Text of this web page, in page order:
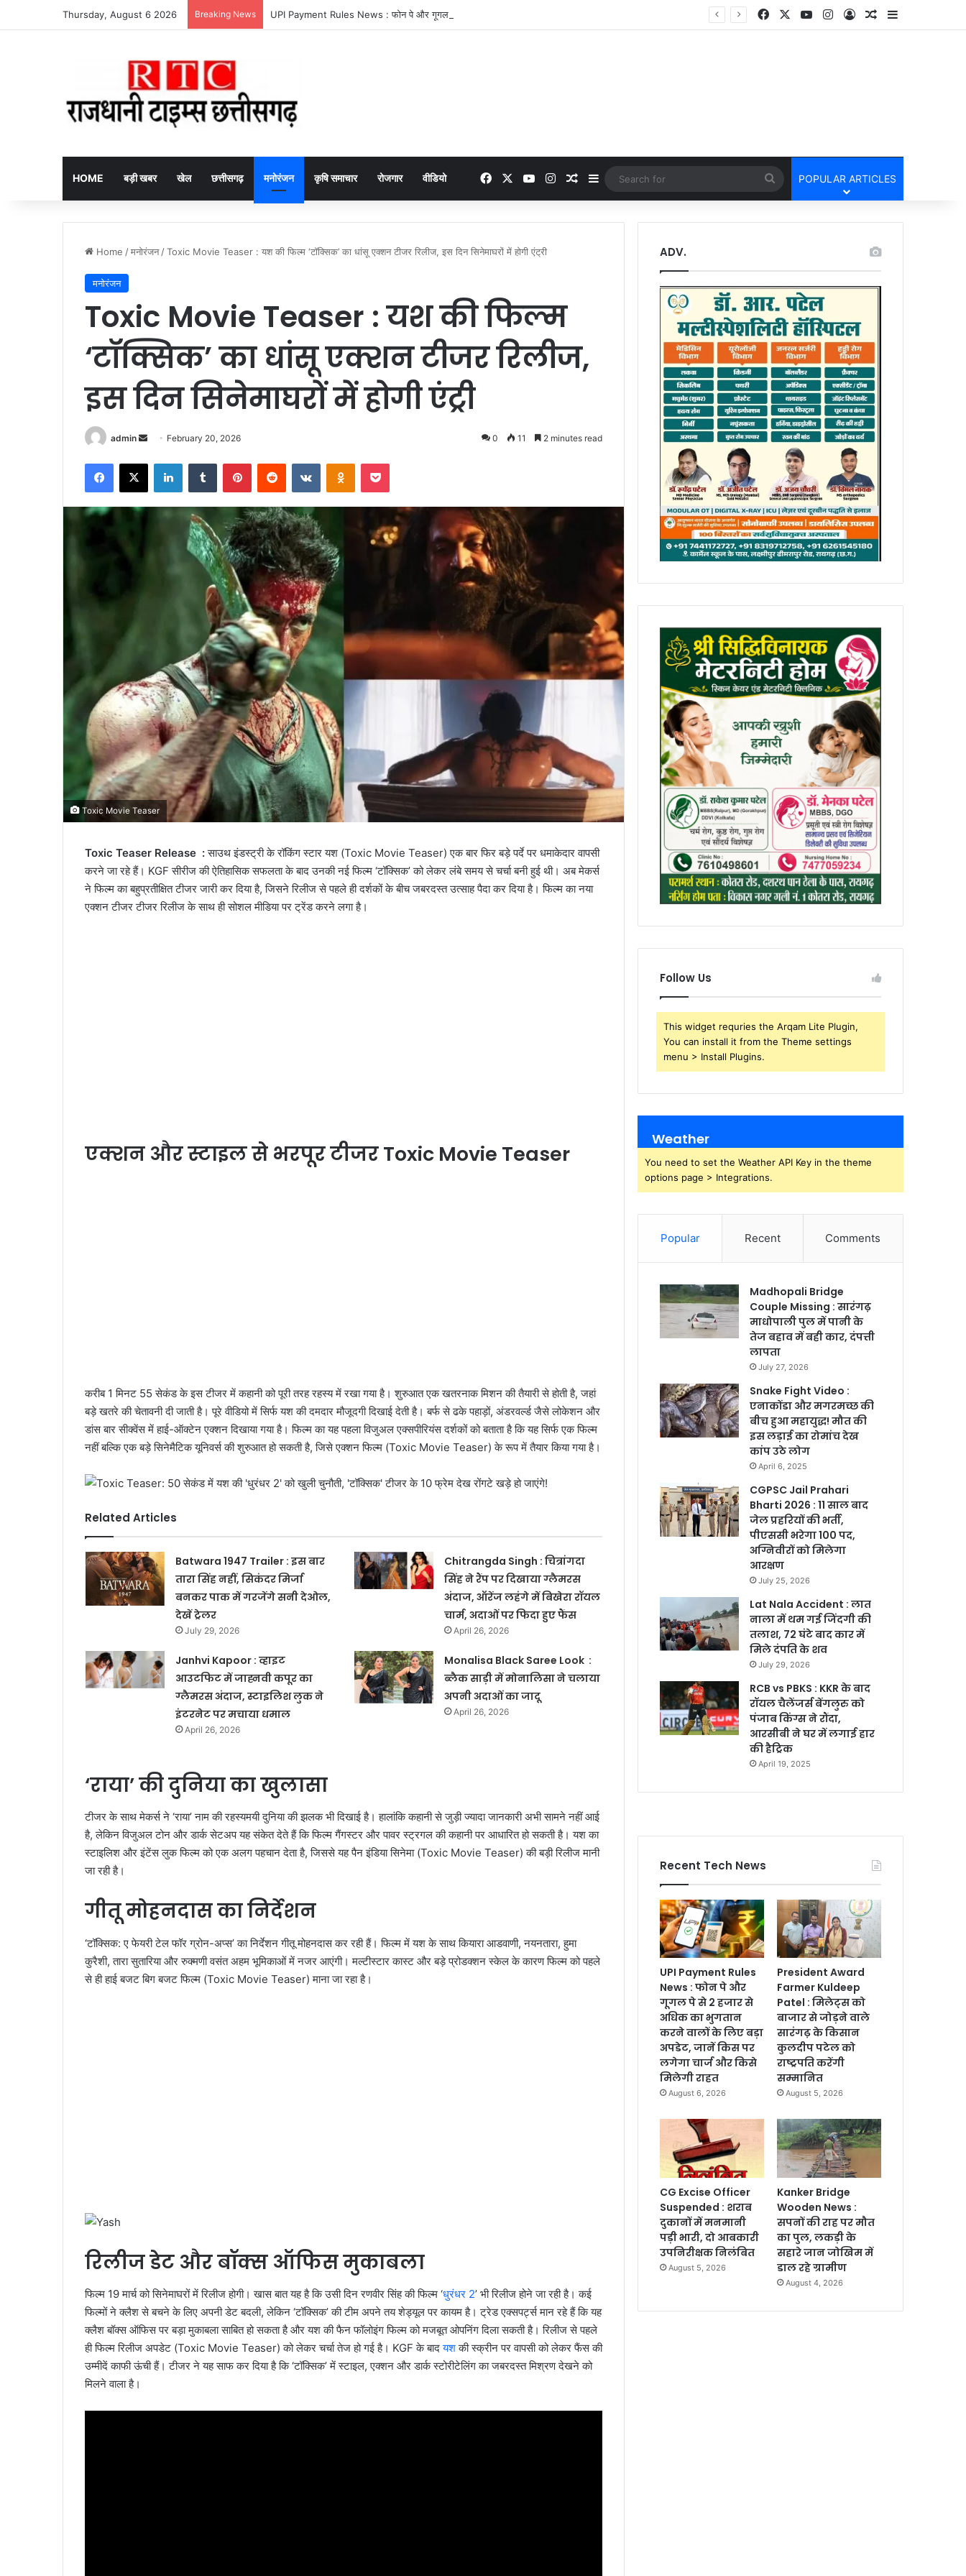
Thursday, August 6 2026 Breaking News FacebookYouTubeInstagram
Log InRandom Article
Sidebar
HOME बड़ी खबर खेल छत्तीसगढ़ मनोरंजन कृषि समाचार रोजगार वीडियो FacebookYouTubeInstagramRandom Article
Sidebar
Search
for
POPULAR ARTICLES
Home /मनोरंजन /Toxic Movie Teaser : यश की फिल्म ‘टॉक्सिक’ का धांसू एक्शन टीजर रिलीज, इस दिन सिनेमाघरों में होगी एंट्री
मनोरंजन
Toxic Movie Teaser : यश की फिल्म
‘टॉक्सिक’ का धांसू एक्शन टीजर रिलीज,
इस दिन सिनेमाघरों में होगी एंट्री
admin
Send
email
February 20, 2026 0 11 2 minutes read
Facebook
X LinkedInTumblr PinterestReddit VKontakteOdnoklassniki
Pocket
Toxic Movie Teaser
Toxic Teaser Release :साउथ इंडस्ट्री के रॉकिंग स्टार यश (Toxic Movie Teaser) एक बार फिर बड़े पर्दे पर धमाकेदार वापसी
करने जा रहे हैं। KGF सीरीज की ऐतिहासिक सफलता के बाद उनकी नई फिल्म ‘टॉक्सिक’ को लेकर लंबे समय से चर्चा बनी हुई थी। अब मेकर्स
ने फिल्म का बहुप्रतीक्षित टीजर जारी कर दिया है, जिसने रिलीज से पहले ही दर्शकों के बीच जबरदस्त उत्साह पैदा कर दिया है। फिल्म का नया
एक्शन टीजर टीजर रिलीज के साथ ही सोशल मीडिया पर ट्रेंड करने लगा है।
एक्शन और स्टाइल से भरपूर टीजर Toxic Movie Teaser
करीब 1 मिनट 55 सेकंड के इस टीजर में कहानी को पूरी तरह रहस्य में रखा गया है। शुरुआत एक खतरनाक मिशन की तैयारी से होती है, जहां
बड़े खतरे की चेतावनी दी जाती है। पूरे वीडियो में सिर्फ यश की दमदार मौजूदगी दिखाई देती है। बर्फ से ढके पहाड़ों, अंडरवर्ल्ड जैसे लोकेशन और
डांस बार सीक्वेंस में हाई-ऑक्टेन एक्शन दिखाया गया है। फिल्म का यह पहला विजुअल एक्सपीरियंस दर्शकों को बताता है कि यह सिर्फ एक फिल्म
नहीं बल्कि एक बड़े सिनेमैटिक यूनिवर्स की शुरुआत हो सकती है, जिसे एक्शन फिल्म (Toxic Movie Teaser) के रूप में तैयार किया गया है।
Related Articles
Batwara 1947 Trailer : इस बार
तारा सिंह नहीं, सिकंदर मिर्जा
बनकर पाक में गरजेंगे सनी देओल,
देखें ट्रेलर
July 29, 2026
Chitrangda Singh : चित्रांगदा
सिंह ने रैंप पर दिखाया ग्लैमरस
अंदाज, ऑरेंज लहंगे में बिखेरा रॉयल
चार्म, अदाओं पर फिदा हुए फैंस
April 26, 2026
Janhvi Kapoor : व्हाइट
आउटफिट में जाह्नवी कपूर का
ग्लैमरस अंदाज, स्टाइलिश लुक ने
इंटरनेट पर मचाया धमाल
April 26, 2026
Monalisa Black Saree Look :
ब्लैक साड़ी में मोनालिसा ने चलाया
अपनी अदाओं का जादू
April 26, 2026
‘राया’ की दुनिया का खुलासा
टीजर के साथ मेकर्स ने ‘राया’ नाम की रहस्यमयी दुनिया की झलक भी दिखाई है। हालांकि कहानी से जुड़ी ज्यादा जानकारी अभी सामने नहीं आई
है, लेकिन विजुअल टोन और डार्क सेटअप यह संकेत देते हैं कि फिल्म गैंगस्टर और पावर स्ट्रगल की कहानी पर आधारित हो सकती है। यश का
स्टाइलिश और इंटेंस लुक फिल्म को एक अलग पहचान देता है, जिससे यह पैन इंडिया सिनेमा (Toxic Movie Teaser) की बड़ी रिलीज मानी
जा रही है।
गीतू मोहनदास का निर्देशन
‘टॉक्सिक: ए फेयरी टेल फॉर ग्रोन-अप्स’ का निर्देशन गीतू मोहनदास कर रही हैं। फिल्म में यश के साथ कियारा आडवाणी, नयनतारा, हुमा
कुरैशी, तारा सुतारिया और रुक्मणी वसंत अहम भूमिकाओं में नजर आएंगी। मल्टीस्टार कास्ट और बड़े प्रोडक्शन स्केल के कारण फिल्म को पहले
से ही हाई बजट बिग बजट फिल्म (Toxic Movie Teaser) माना जा रहा है।
रिलीज डेट और बॉक्स ऑफिस मुकाबला
फिल्म 19 मार्च को सिनेमाघरों में रिलीज होगी। खास बात यह है कि उसी दिन रणवीर सिंह की फिल्म ‘धुरंधर 2’ भी रिलीज होने जा रही है। कई
फिल्मों ने क्लैश से बचने के लिए अपनी डेट बदली, लेकिन ‘टॉक्सिक’ की टीम अपने तय शेड्यूल पर कायम है। ट्रेड एक्सपर्ट्स मान रहे हैं कि यह
क्लैश बॉक्स ऑफिस पर बड़ा मुकाबला साबित हो सकता है और यश की फैन फॉलोइंग फिल्म को मजबूत ओपनिंग दिला सकती है। रिलीज से पहले
ही फिल्म रिलीज अपडेट (Toxic Movie Teaser) को लेकर चर्चा तेज हो गई है। KGF के बादयशकी स्क्रीन पर वापसी को लेकर फैंस की
उम्मीदें काफी ऊंची हैं। टीजर ने यह साफ कर दिया है कि ‘टॉक्सिक’ में स्टाइल, एक्शन और डार्क स्टोरीटेलिंग का जबरदस्त मिश्रण देखने को
मिलने वाला है।
ADV.
Follow Us
This widget requries the Arqam Lite Plugin,
You can install it from the Theme settings
menu > Install Plugins.
Weather
You need to set the Weather API Key in the theme
options page > Integrations.
Popular Recent Comments
Madhopali Bridge
Couple Missing : सारंगढ़
माधोपाली पुल में पानी के
तेज बहाव में बही कार, दंपत्ती
लापता
July 27, 2026
Snake Fight Video :
एनाकोंडा और मगरमच्छ की
बीच हुआ महायुद्ध! मौत की
इस लड़ाई का रोमांच देख
कांप उठे लोग
April 6, 2025
CGPSC Jail Prahari
Bharti 2026 : 11 साल बाद
जेल प्रहरियों की भर्ती,
पीएससी भरेगा 100 पद,
अग्निवीरों को मिलेगा
आरक्षण
July 25, 2026
Lat Nala Accident : लात
नाला में थम गई जिंदगी की
तलाश, 72 घंटे बाद कार में
मिले दंपति के शव
July 29, 2026
RCB vs PBKS : KKR के बाद
रॉयल चैलेंजर्स बेंगलुरु को
पंजाब किंग्स ने रौंदा,
आरसीबी ने घर में लगाई हार
की हैट्रिक
April 19, 2025
Recent Tech News
UPI Payment Rules
News : फोन पे और
गूगल पे से 2 हजार से
अधिक का भुगतान
करने वालों के लिए बड़ा
अपडेट, जानें किस पर
लगेगा चार्ज और किसे
मिलेगी राहत
August 6, 2026
President Award
Farmer Kuldeep
Patel : मिलेट्स को
बाजार से जोड़ने वाले
सारंगढ़ के किसान
कुलदीप पटेल को
राष्ट्रपति करेंगी
सम्मानित
August 5, 2026
CG Excise Officer
Suspended : शराब
दुकानों में मनमानी
पड़ी भारी, दो आबकारी
उपनिरीक्षक निलंबित
August 5, 2026
Kanker Bridge
Wooden News :
सपनों की राह पर मौत
का पुल, लकड़ी के
सहारे जान जोखिम में
डाल रहे ग्रामीण
August 4, 2026